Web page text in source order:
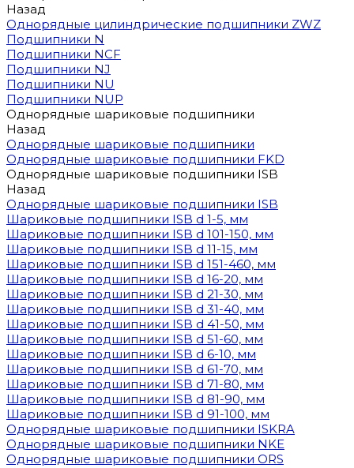
Назад
Однорядные цилиндрические подшипники ZWZ
Подшипники N
Подшипники NCF
Подшипники NJ
Подшипники NU
Подшипники NUP
Однорядные шариковые подшипники
Назад
Однорядные шариковые подшипники
Однорядные шариковые подшипники FKD
Однорядные шариковые подшипники ISB
Назад
Однорядные шариковые подшипники ISB
Шариковые подшипники ISB d 1-5, мм
Шариковые подшипники ISB d 101-150, мм
Шариковые подшипники ISB d 11-15, мм
Шариковые подшипники ISB d 151-460, мм
Шариковые подшипники ISB d 16-20, мм
Шариковые подшипники ISB d 21-30, мм
Шариковые подшипники ISB d 31-40, мм
Шариковые подшипники ISB d 41-50, мм
Шариковые подшипники ISB d 51-60, мм
Шариковые подшипники ISB d 6-10, мм
Шариковые подшипники ISB d 61-70, мм
Шариковые подшипники ISB d 71-80, мм
Шариковые подшипники ISB d 81-90, мм
Шариковые подшипники ISB d 91-100, мм
Однорядные шариковые подшипники ISKRA
Однорядные шариковые подшипники NKE
Однорядные шариковые подшипники ORS